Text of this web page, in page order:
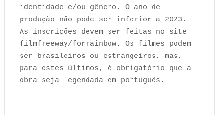
identidade e/ou gênero. O ano de
produção não pode ser inferior a 2023.
As inscrições devem ser feitas no site
filmfreeway/forrainbow. Os filmes podem
ser brasileiros ou estrangeiros, mas,
para estes últimos, é obrigatório que a
obra seja legendada em português.